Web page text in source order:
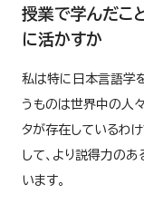
授業で学んだこ
に活かすか
私は特に日本言語学
うものは世界中の人
タが存在しているわ
して、より説得力の
います。